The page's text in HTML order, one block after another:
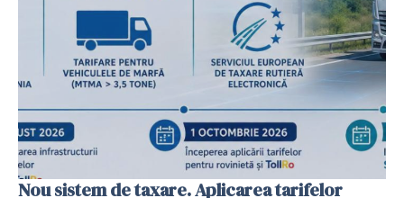
Nou sistem de taxare. Aplicarea tarifelor